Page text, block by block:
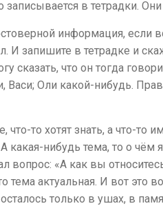
в тетрадки.
информация, если
И запишите в тетрадке и
что он тогда
Оли какой-нибудь.
то хотят знать, а что-то
какая-нибудь тема, то о чём
вопрос: «А как вы
тема актуальная. И вот это
только в ушах, в